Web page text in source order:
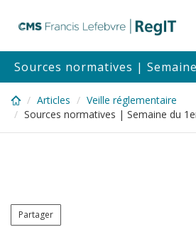
content
Sources normatives |
Articles
Veille réglementaire
Sources normatives | Semaine du
Partager